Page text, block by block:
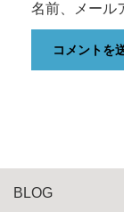
名前、メール
BLOG